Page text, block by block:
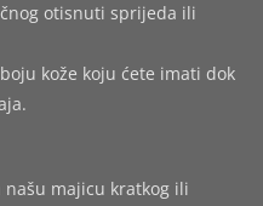
otisnuti sprijeda ili
kože koju ćete imati dok
majicu kratkog ili